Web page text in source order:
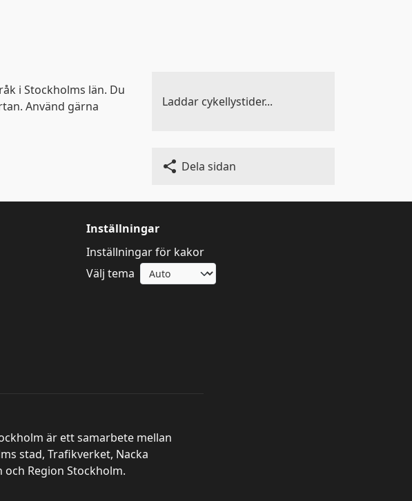
i Stockholms län. Du
Använd gärna
Laddar cykellystider...
Dela sidan
Inställningar
Inställningar för kakor
Välj tema
är ett samarbete mellan
stad, Trafikverket, Nacka
och Region Stockholm.